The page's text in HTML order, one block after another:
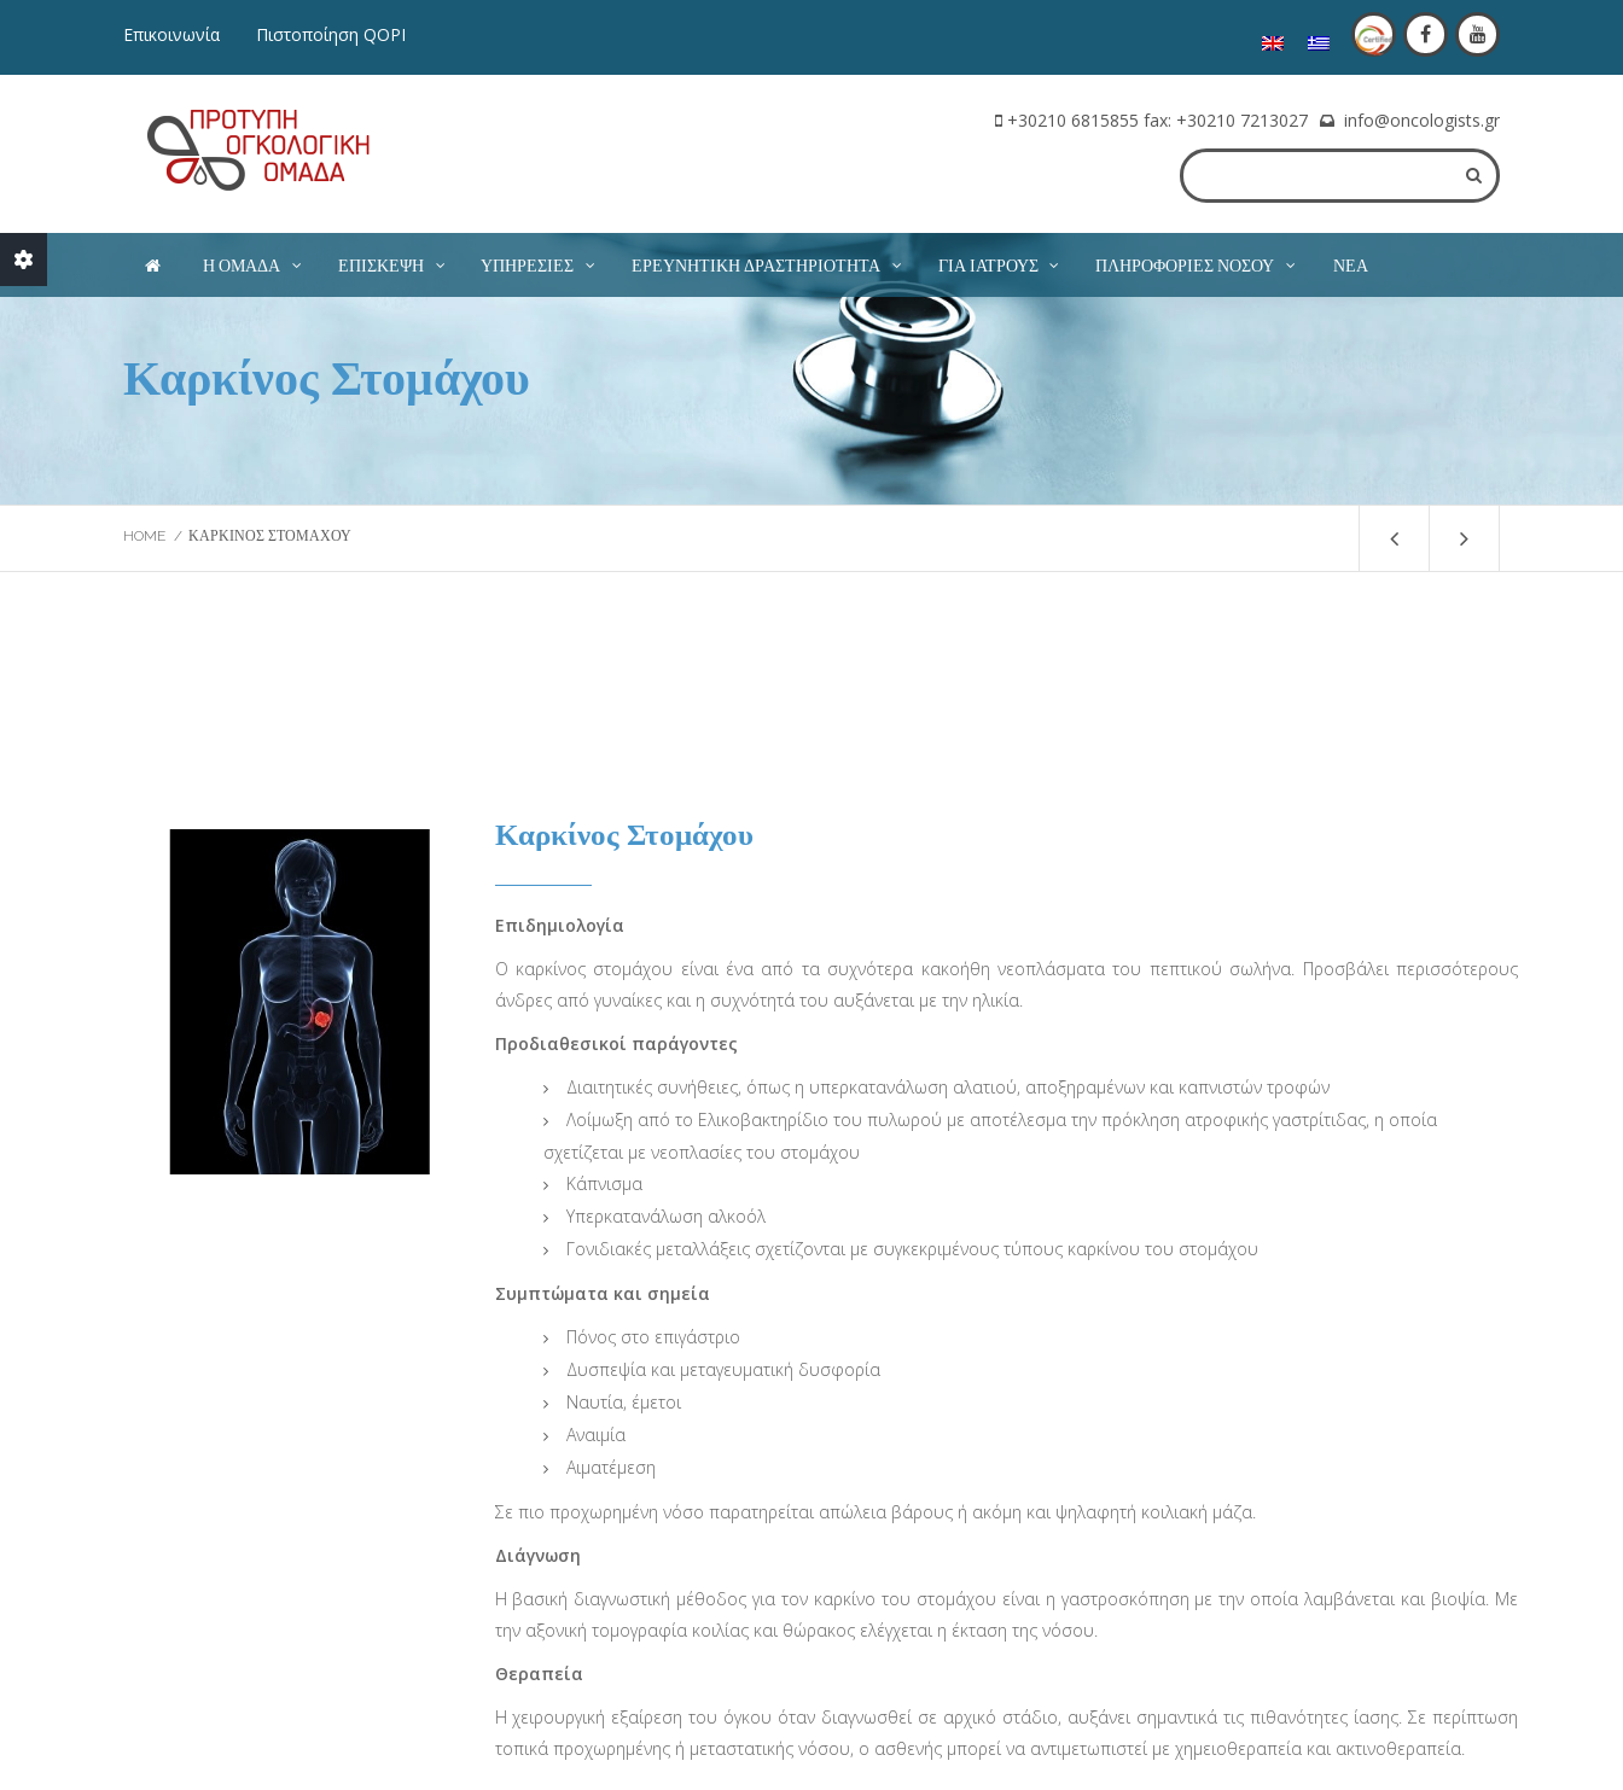
Επικοινωνία Πιστοποίηση QOPI
ΌΛΑ ΤΑ ΠΕΔΊΑ ΕΊΝΑΙ ΥΠΟΧΡΕΩΤΙΚΆ
** Παρακαλείστε να σημειώσετε ότι η ηλεκτρονική αίτηση κράτησης δεν εγγυάται την άμεση κράτηση του ραντεβού σας, καθώς αυτό εξαρτάται από το πρόγραμμα του
ογκολόγου. Το ραντεβού θα πραγματοποιηθεί το συντομότερο δυνατόν και το προσωπικό μας θα επικοινωνήσει μαζί σας.
+30210 6815855 fax: +30210 7213027 info@oncologists.gr
Η ΟΜΆΔΑ ΕΠΊΣΚΕΨΗ ΥΠΗΡΕΣΊΕΣ ΕΡΕΥΝΗΤΙΚΉ ΔΡΑΣΤΗΡΙΌΤΗΤΑ ΓΙΑ ΙΑΤΡΟΎΣ ΠΛΗΡΟΦΟΡΊΕΣ ΝΌΣΟΥ ΝΈΑ
Καρκίνος Στομάχου
HOME ΚΑΡΚΊΝΟΣ ΣΤΟΜΆΧΟΥ
Καρκίνος Στομάχου
Επιδημιολογία
Ο καρκίνος στομάχου είναι ένα από τα συχνότερα κακοήθη νεοπλάσματα του πεπτικού σωλήνα. Προσβάλει περισσότερους
άνδρες από γυναίκες και η συχνότητά του αυξάνεται με την ηλικία.
Προδιαθεσικοί παράγοντες
Διαιτητικές συνήθειες, όπως η υπερκατανάλωση αλατιού, αποξηραμένων και καπνιστών τροφών
Λοίμωξη από το Ελικοβακτηρίδιο του πυλωρού με αποτέλεσμα την πρόκληση ατροφικής γαστρίτιδας, η οποία
σχετίζεται με νεοπλασίες του στομάχου
Κάπνισμα
Υπερκατανάλωση αλκοόλ
Γονιδιακές μεταλλάξεις σχετίζονται με συγκεκριμένους τύπους καρκίνου του στομάχου
Συμπτώματα και σημεία
Πόνος στο επιγάστριο
Δυσπεψία και μεταγευματική δυσφορία
Ναυτία, έμετοι
Αναιμία
Αιματέμεση
Σε πιο προχωρημένη νόσο παρατηρείται απώλεια βάρους ή ακόμη και ψηλαφητή κοιλιακή μάζα.
Διάγνωση
Η βασική διαγνωστική μέθοδος για τον καρκίνο του στομάχου είναι η γαστροσκόπηση με την οποία λαμβάνεται και βιοψία. Με
την αξονική τομογραφία κοιλίας και θώρακος ελέγχεται η έκταση της νόσου.
Θεραπεία
Η χειρουργική εξαίρεση του όγκου όταν διαγνωσθεί σε αρχικό στάδιο, αυξάνει σημαντικά τις πιθανότητες ίασης. Σε περίπτωση
τοπικά προχωρημένης ή μεταστατικής νόσου, ο ασθενής μπορεί να αντιμετωπιστεί με χημειοθεραπεία και ακτινοθεραπεία.